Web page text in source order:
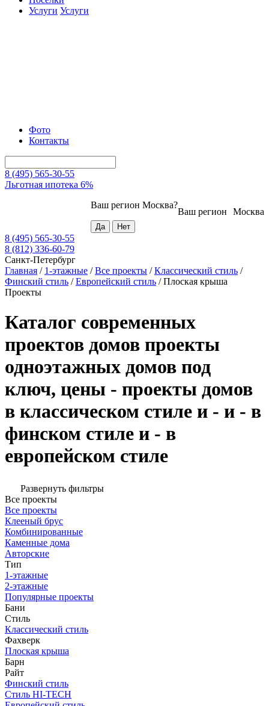
Услуги Услуги
Фото
Контакты
8 (495) 565-30-55
Льготная ипотека 6%
Москва
Ваш регион
Ваш регион Москва?
8 (495) 565-30-55
8 (812) 336-60-79
Санкт-Петербург
Главная / 1-этажные /Все проекты /Классический стиль /
Финский стиль /Европейский стиль /Плоская крыша
Проекты
Каталог современных
проектов домов проекты
одноэтажных домов под
ключ, цены - проекты домов
в классическом стиле и - и - в
финском стиле и - в
европейском стиле
Развернуть фильтры
Все проекты
Все проекты
Клееный брус
Комбинированные
Каменные дома
Авторские
Тип
1-этажные
2-этажные
Популярные проекты
Бани
Стиль
Классический стиль
Фахверк
Плоская крыша
Барн
Райт
Финский стиль
Стиль HI-TECH